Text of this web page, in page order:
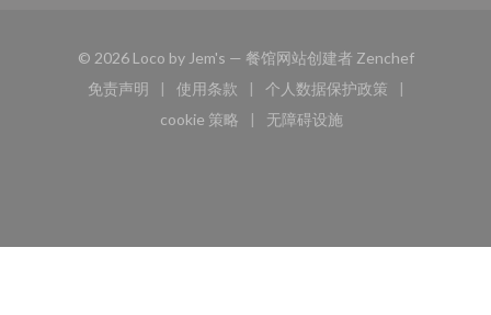
© 2026 Loco by Jem's — 餐馆网站创建者 Zenchef((在新窗口
免责声明
((在新窗口中打开))
使用条款
((在新窗口中打开))
个人数据保护政策
((在新窗口中打开))
cookie 策略
((在新窗口中打开))
无障碍设施
((在新窗口中打开))